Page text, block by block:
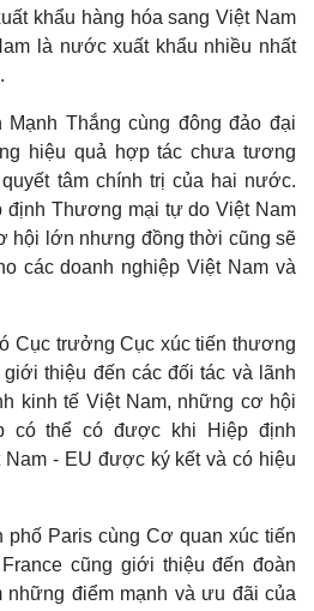
Multimedia
Video
Ảnh
E-Magazine
Infographic
khẩu hàng hóa sang Việt Nam
là nước xuất khẩu nhiều nhất
Mạnh Thắng cùng đông đảo đại
hiệu quả hợp tác chưa tương
tâm chính trị của hai nước.
định Thương mại tự do Việt Nam
hội lớn nhưng đồng thời cũng sẽ
các doanh nghiệp Việt Nam và
Cục trưởng Cục xúc tiến thương
thiệu đến các đối tác và lãnh
kinh tế Việt Nam, những cơ hội
có thể có được khi Hiệp định
- EU được ký kết và có hiệu
Paris cùng Cơ quan xúc tiến
cũng giới thiệu đến đoàn
những điểm mạnh và ưu đãi của